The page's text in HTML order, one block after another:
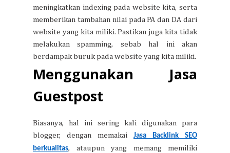
meningkatkan indexing pada website kita, serta
memberikan tambahan nilai pada PA dan DA dari
website yang kita miliki. Pastikan juga kita tidak
melakukan spamming, sebab hal ini akan
berdampak buruk pada website yang kita miliki.
Menggunakan Jasa
Guestpost
Biasanya, hal ini sering kali digunakan para
blogger, dengan memakai Jasa Backlink SEO
berkualitas, ataupun yang memang memiliki